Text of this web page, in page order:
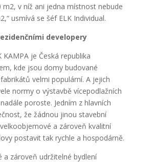
m2, v níž ani jedna místnost nebude
2,“ usmívá se šéf ELK Individual.
developery
KAMPA je Česká republika
kde jsou domy budované
velmi populární. A jejich
normy o výstavbě vícepodlažních
poroste. Jedním z hlavních
že žádnou jinou stavební
a zároveň kvalitní
postavit tak rychle a hospodárně.
a zároveň udržitelné bydlení